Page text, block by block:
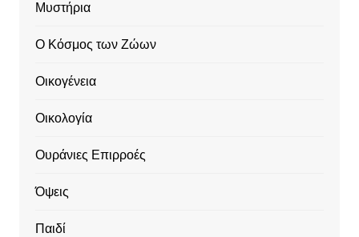
Μυστήρια
Ο Κόσμος των Ζώων
Οικογένεια
Οικολογία
Ουράνιες Επιρροές
Όψεις
Παιδί